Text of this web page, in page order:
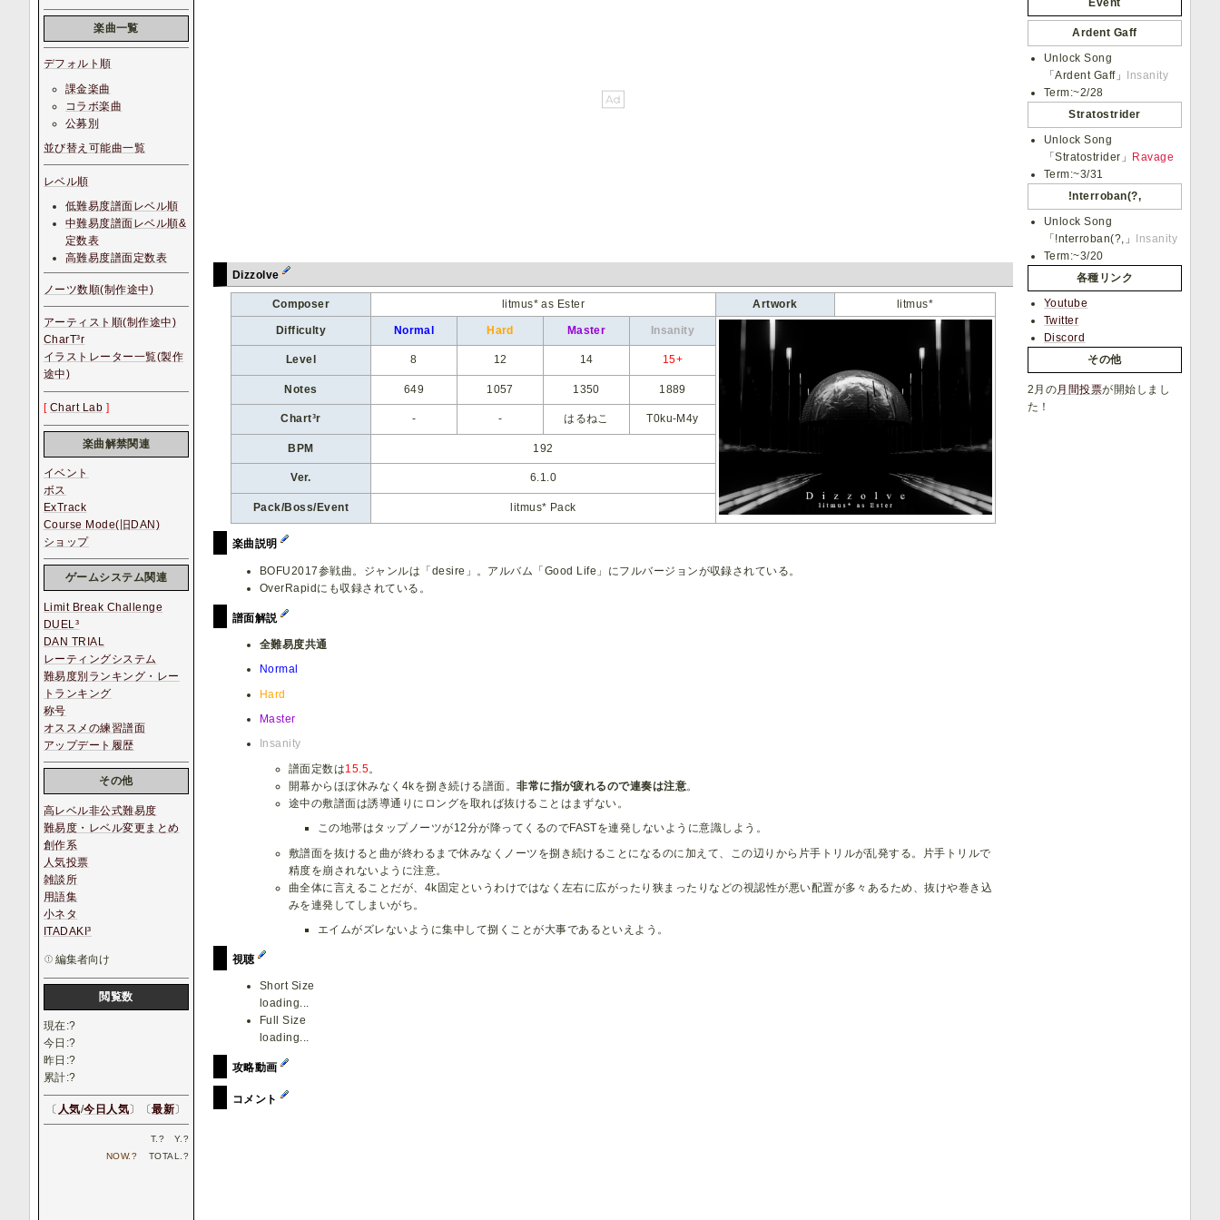
Dizzolve
Composer litmus* as Ester Artwork litmus*
Difficulty Normal Hard Master Insanity
Level 8 12 14 15+
Notes 649 1057 1350 1889
Chart³r - - はるねこ T0ku-M4y
BPM 192
Ver. 6.1.0
Pack/Boss/Event litmus* Pack
楽曲説明
BOFU2017参戦曲。ジャンルは「desire」。アルバム「Good Life」にフルバージョンが収録されている。
OverRapidにも収録されている。
譜面解説
全難易度共通
Normal
Hard
Master
Insanity
譜面定数は15.5。
開幕からほぼ休みなく4kを捌き続ける譜面。非常に指が疲れるので連奏は注意。
途中の敷譜面は誘導通りにロングを取れば抜けることはまずない。
この地帯はタップノーツが12分が降ってくるのでFASTを連発しないように意識しよう。
敷譜面を抜けると曲が終わるまで休みなくノーツを捌き続けることになるのに加えて、この辺りから片手トリルが乱発する。片手トリルで
精度を崩されないように注意。
曲全体に言えることだが、4k固定というわけではなく左右に広がったり狭まったりなどの視認性が悪い配置が多々あるため、抜けや巻き込
みを連発してしまいがち。
エイムがズレないように集中して捌くことが大事であるといえよう。
視聴
Short Size
loading...
Full Size
loading...
攻略動画
コメント
Event
Ardent Gaff
Unlock Song
「Ardent Gaff」
Insanity
Term:~2/28
Stratostrider
Unlock Song
「Stratostrider」
Ravage
Term:~3/31
!nterroban(?,
Unlock Song
「!nterroban(?,」
Insanity
Term:~3/20
各種リンク
Youtube
Twitter
Discord
その他
2月の月間投票が開始しまし
た！
楽曲一覧
デフォルト順
課金楽曲
コラボ楽曲
公募別
並び替え可能曲一覧
レベル順
低難易度譜面レベル順
中難易度譜面レベル順&
定数表
高難易度譜面定数表
ノーツ数順(制作途中)
アーティスト順(制作途中)
CharT³r
イラストレーター一覧(製作
途中)
[ Chart Lab ]
楽曲解禁関連
イベント
ボス
ExTrack
Course Mode(旧DAN)
ショップ
ゲームシステム関連
Limit Break Challenge
DUEL³
DAN TRIAL
レーティングシステム
難易度別ランキング・レー
トランキング
称号
オススメの練習譜面
アップデート履歴
その他
高レベル非公式難易度
難易度・レベル変更まとめ
創作系
人気投票
雑談所
用語集
小ネタ
ITADAKI³
編集者向け
閲覧数
現在:?
今日:?
昨日:?
累計:?
〔 人気/今日人気〕〔最新〕
T. ? Y. ?
NOW.? TOTAL. ?